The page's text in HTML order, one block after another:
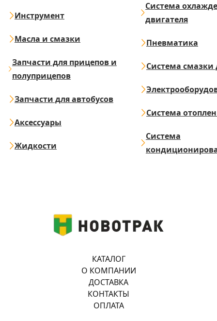
Инструмент
Масла и смазки
Запчасти для прицепов и
полуприцепов
Запчасти для автобусов
Аксессуары
Жидкости
Система
двигателя
Пневматика
Система смазки
Система
Система
КАТАЛОГ
О КОМПАНИИ
ДОСТАВКА
КОНТАКТЫ
ОПЛАТА